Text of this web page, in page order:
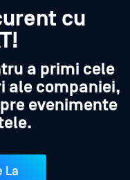
cu
a primi cele
ale companiei,
evenimente
La